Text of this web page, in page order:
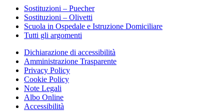
Sostituzioni – Puecher
Sostituzioni – Olivetti
Scuola in Ospedale e Istruzione Domiciliare
Tutti gli argomenti
Dichiarazione di accessibilità
Amministrazione Trasparente
Privacy Policy
Cookie Policy
Note Legali
Albo Online
Accessibilità